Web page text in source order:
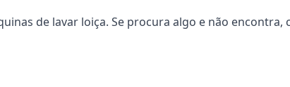
de lavar loiça. Se procura algo e não encontra,